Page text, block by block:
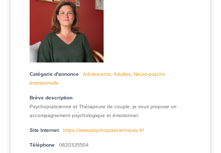
Catégorie d'annonce Adolescents, Adultes, Neuro-psycho
émotionnelle
Brève description
Psychopraticienne et Thérapeute de couple, je vous propose un
accompagnement psychologique et émotionnel.
Site Internet https://www.psychopraticienneaix.fr/
Téléphone 0620335504